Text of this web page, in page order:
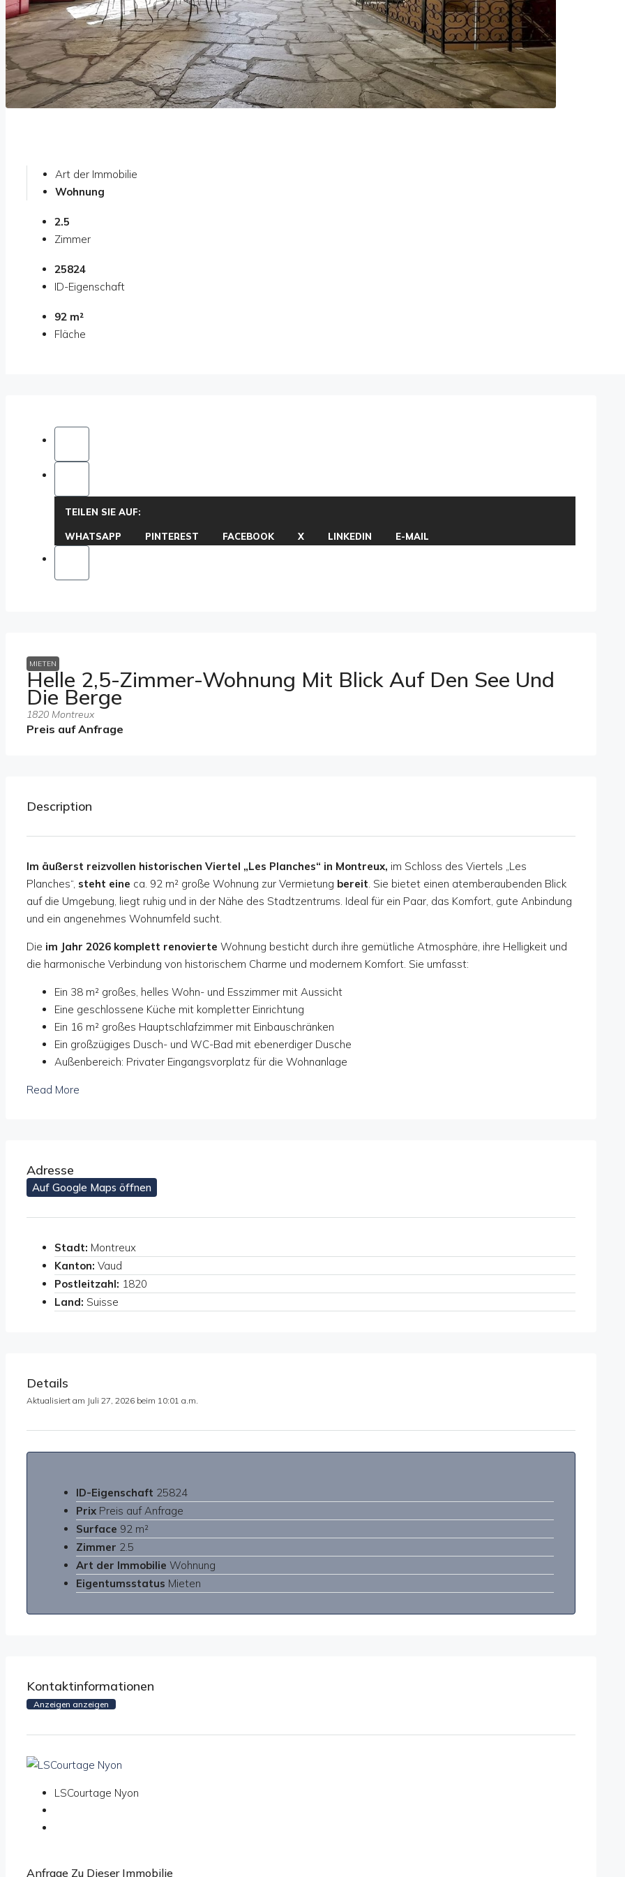
Art der Immobilie
Wohnung
2.5
Zimmer
25824
ID-Eigenschaft
92 m²
Fläche
TEILEN SIE AUF:
WHATSAPP PINTEREST FACEBOOK X LINKEDIN E-MAIL
MIETEN
Helle 2,5-Zimmer-Wohnung Mit Blick Auf Den See Und
Die Berge
1820 Montreux
Preis auf Anfrage
Description
Im äußerst reizvollen historischen Viertel „Les Planches“ in Montreux, im Schloss des Viertels „Les
Planches“, steht eine ca. 92 m² große Wohnung zur Vermietung bereit . Sie bietet einen atemberaubenden Blick
auf die Umgebung, liegt ruhig und in der Nähe des Stadtzentrums. Ideal für ein Paar, das Komfort, gute Anbindung
und ein angenehmes Wohnumfeld sucht.
Die im Jahr 2026 komplett renovierte Wohnung besticht durch ihre gemütliche Atmosphäre, ihre Helligkeit und
die harmonische Verbindung von historischem Charme und modernem Komfort. Sie umfasst:
Ein 38 m² großes, helles Wohn- und Esszimmer mit Aussicht
Eine geschlossene Küche mit kompletter Einrichtung
Ein 16 m² großes Hauptschlafzimmer mit Einbauschränken
Ein großzügiges Dusch- und WC-Bad mit ebenerdiger Dusche
Außenbereich: Privater Eingangsvorplatz für die Wohnanlage
Read More
Adresse
Auf Google Maps öffnen
Stadt: Montreux
Kanton: Vaud
Postleitzahl: 1820
Land: Suisse
Details
Aktualisiert am Juli 27, 2026 beim 10:01 a.m.
ID-Eigenschaft 25824
Prix Preis auf Anfrage
Surface 92 m²
Zimmer 2.5
Art der Immobilie Wohnung
Eigentumsstatus Mieten
Kontaktinformationen
Anzeigen anzeigen
LSCourtage Nyon
Anfrage Zu Dieser Immobilie